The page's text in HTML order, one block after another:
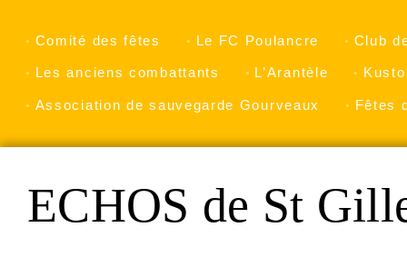
Comité des fêtes Le FC Poulancre Club
Les anciens combattants L’Arantèle
Association de sauvegarde Gourveaux Fêtes
ECHOS de St